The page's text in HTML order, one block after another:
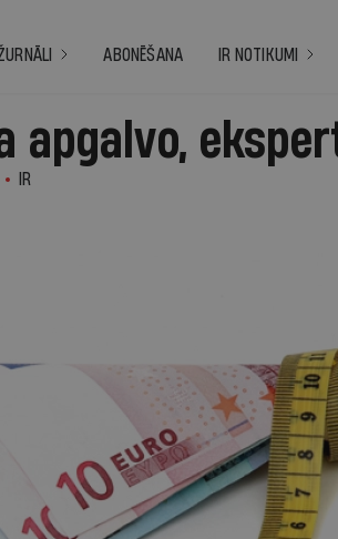
ABONĒŠANA IR NOTIKUMI
apgalvo,
IR